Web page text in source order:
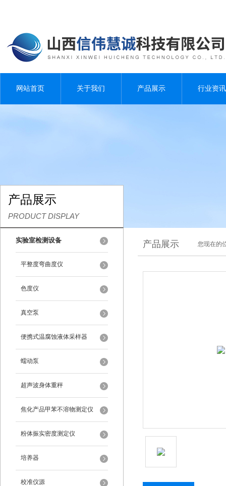
网站首页 关于我们 产品展示 行业资讯
产品展示
PRODUCT DISPLAY
实验室检测设备
平整度弯曲度仪
色度仪
真空泵
便携式温腐蚀液体采样器
蠕动泵
超声波身体重秤
焦化产品甲苯不溶物测定仪
粉体振实密度测定仪
培养器
校准仪源
产品展示 您现在的